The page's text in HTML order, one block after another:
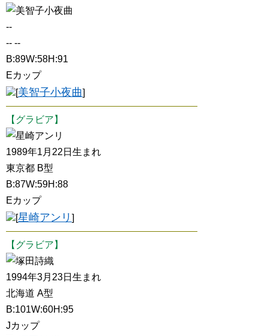
美智子小夜曲
--
-- --
B:89W:58H:91
Eカップ
[美智子小夜曲]
【グラビア】
星崎アンリ
1989年1月22日生まれ
東京都 B型
B:87W:59H:88
Eカップ
[星崎アンリ ]
【グラビア】
塚田詩織
1994年3月23日生まれ
北海道 A型
B:101W:60H:95
Jカップ